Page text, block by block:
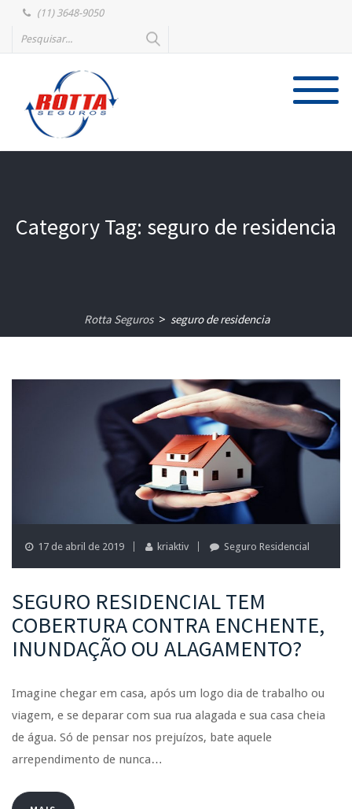
(11) 3648-9050
Category Tag: seguro de residencia
Rotta Seguros > seguro de residencia
17 de abril de 2019 kriaktiv Seguro Residencial
SEGURO RESIDENCIAL TEM
COBERTURA CONTRA ENCHENTE,
INUNDAÇÃO OU ALAGAMENTO?
Imagine chegar em casa, após um logo dia de trabalho ou
viagem, e se deparar com sua rua alagada e sua casa cheia
de água. Só de pensar nos prejuízos, bate aquele
arrependimento de nunca…